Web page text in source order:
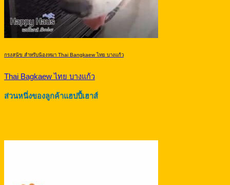
กรงสุนัข สำหรับน้องหมา Thai Bangkaew ไทย บางแก้ว
Thai Bagkaew ไทย บางแก้ว
ส่วนหนึ่งของลูกค้าแฮปปี้เฮาส์